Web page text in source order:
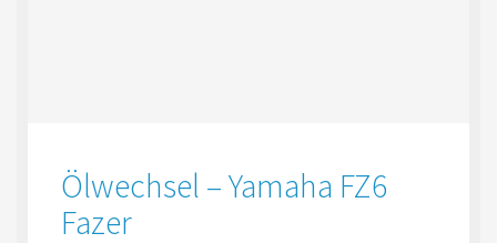
Ölwechsel – Yamaha FZ6
Fazer